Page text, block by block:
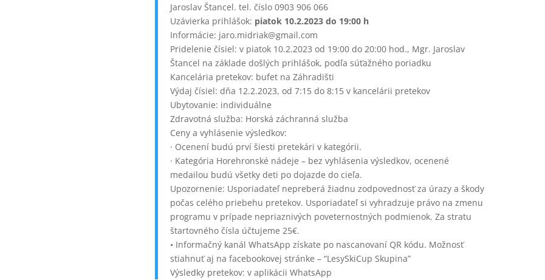
Jaroslav Štancel. tel. číslo 0903 906 066
Uzávierka prihlášok: piatok 10.2.2023 do 19:00 h
Informácie: jaro.midriak@gmail.com
Pridelenie čísiel: v piatok 10.2.2023 od 19:00 do 20:00 hod., Mgr. Jaroslav
Štancel na základe došlých prihlášok, podľa súťažného poriadku
Kancelária pretekov: bufet na Záhradišti
Výdaj čísiel: dňa 12.2.2023, od 7:15 do 8:15 v kancelárii pretekov
Ubytovanie: individuálne
Zdravotná služba: Horská záchranná služba
Ceny a vyhlásenie výsledkov:
· Ocenení budú prví šiesti pretekári v kategórii.
· Kategória Horehronské nádeje – bez vyhlásenia výsledkov, ocenené
medailou budú všetky deti po dojazde do cieľa.
Upozornenie: Usporiadateľ nepreberá žiadnu zodpovednosť za úrazy a škody
počas celého priebehu pretekov. Usporiadateľ si vyhradzuje právo na zmenu
programu v prípade nepriaznivých poveternostných podmienok. Za stratu
štartovného čísla účtujeme 25€.
• Informačný kanál WhatsApp získate po nascanovaní QR kódu. Možnosť
stiahnuť aj na facebookovej stránke – “LesySkiCup Skupina”
Výsledky pretekov: v aplikácii WhatsApp